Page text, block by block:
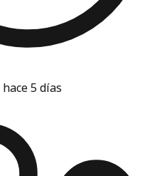
hace 5 días